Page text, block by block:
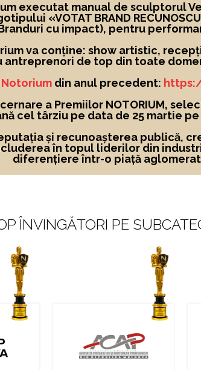
executat manual de sculptorul
«VOTAT BRAND
cu impact), pentru
va conține: show artistic,
antreprenori de top din toate
Notoriumdin anul precedent:
a Premiilor NOTORIUM,
cel târziu pe data de 25 martie pe
și recunoașterea publică,
în topul liderilor din
diferențiere într-o piață
ÎNVINGĂTORI PE